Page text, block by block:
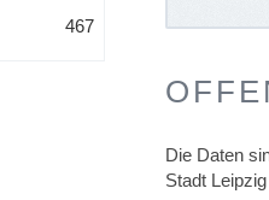
467
Die Daten
Stadt